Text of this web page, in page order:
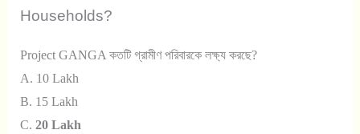
Households?
Project GANGA কতটি গ্রামীণ পরিবারকে লক্ষ্য করছে?
A. 10 Lakh
B. 15 Lakh
C. 20 Lakh